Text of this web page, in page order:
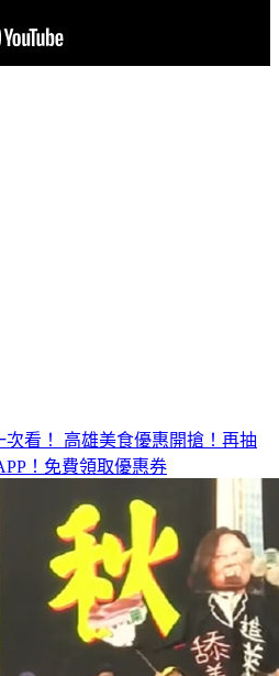
看！ 高雄美食優惠開搶！再抽
！免費領取優惠券